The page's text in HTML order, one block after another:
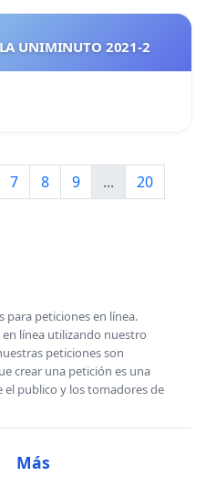
DESCUENTO MATRICULA UNIMINUTO 2021-2
7 8 9 ...
20
peticiones en línea.
línea utilizando nuestro
peticiones son
crear una petición es una
el publico y los tomadores de
Más